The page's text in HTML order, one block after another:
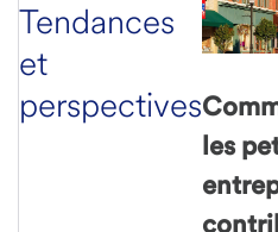
Tendances
et
perspectives
les